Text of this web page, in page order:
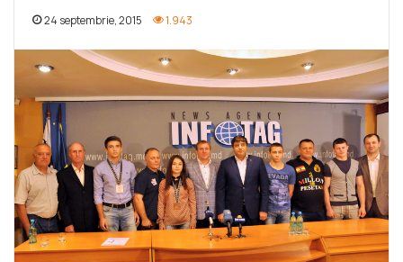
24 septembrie, 2015 1.943